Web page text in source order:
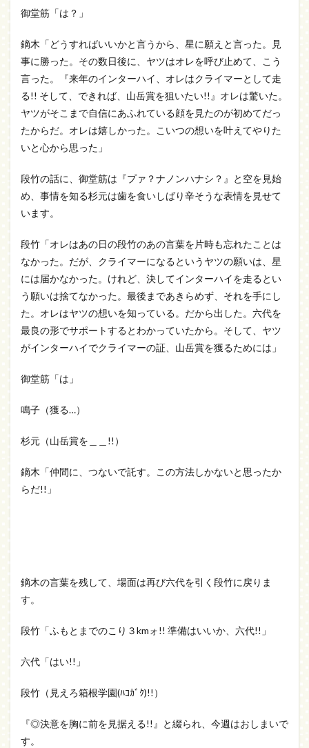
御堂筋「は？」
鏑木「どうすればいいかと言うから、星に願えと言った。見
事に勝った。その数日後に、ヤツはオレを呼び止めて、こう
言った。『来年のインターハイ、オレはクライマーとして走
る!! そして、できれば、山岳賞を狙いたい!!』オレは驚いた。
ヤツがそこまで自信にあふれている顔を見たのが初めてだっ
たからだ。オレは嬉しかった。こいつの想いを叶えてやりた
いと心から思った」
段竹の話に、御堂筋は『プァ？ナノンハナシ？』と空を見始
め、事情を知る杉元は歯を食いしばり辛そうな表情を見せて
います。
段竹「オレはあの日の段竹のあの言葉を片時も忘れたことは
なかった。だが、クライマーになるというヤツの願いは、星
には届かなかった。けれど、決してインターハイを走るとい
う願いは捨てなかった。最後まであきらめず、それを手にし
た。オレはヤツの想いを知っている。だから出した。六代を
最良の形でサポートするとわかっていたから。そして、ヤツ
がインターハイでクライマーの証、山岳賞を獲るためには」
御堂筋「は」
鳴子（獲る…）
杉元（山岳賞を＿＿!!）
鏑木「仲間に、つないで託す。この方法しかないと思ったか
らだ!!」
鏑木の言葉を残して、場面は再び六代を引く段竹に戻りま
す。
段竹「ふもとまでのこり３kmォ!! 準備はいいか、六代!!」
六代「はい!!」
段竹（見えろ箱根学園(ﾊｺｶﾞｸ)!!）
『◎決意を胸に前を見据える!!』と綴られ、今週はおしまいで
す。